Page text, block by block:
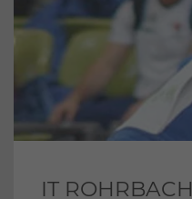
IT ROHRBACH